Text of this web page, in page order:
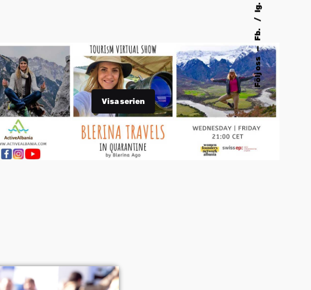
Följ oss
—
Fb.
Ig.
Visa serien